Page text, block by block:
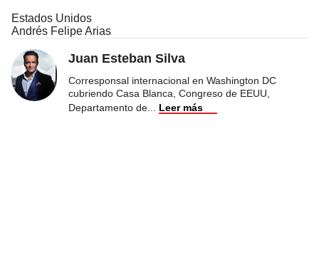
Estados Unidos
Andrés Felipe Arias
Juan Esteban Silva
Corresponsal internacional en Washington DC
cubriendo Casa Blanca, Congreso de EEUU,
Departamento de
Leer más